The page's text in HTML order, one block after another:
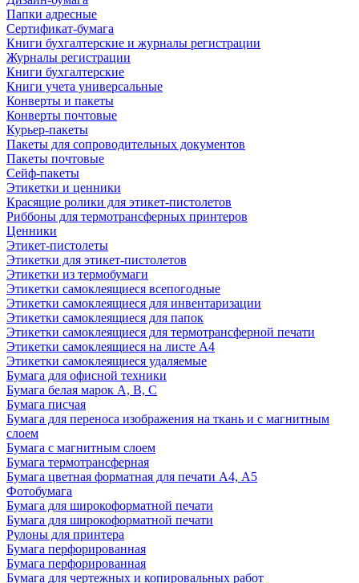
Папки адресные
Сертификат-бумага
Книги бухгалтерские и журналы регистрации
Журналы регистрации
Книги бухгалтерские
Книги учета универсальные
Конверты и пакеты
Конверты почтовые
Курьер-пакеты
Пакеты для сопроводительных документов
Пакеты почтовые
Сейф-пакеты
Этикетки и ценники
Красящие ролики для этикет-пистолетов
Риббоны для термотрансферных принтеров
Ценники
Этикет-пистолеты
Этикетки для этикет-пистолетов
Этикетки из термобумаги
Этикетки самоклеящиеся всепогодные
Этикетки самоклеящиеся для инвентаризации
Этикетки самоклеящиеся для папок
Этикетки самоклеящиеся для термотрансферной печати
Этикетки самоклеящиеся на листе А4
Этикетки самоклеящиеся удаляемые
Бумага для офисной техники
Бумага белая марок А, В, С
Бумага писчая
Бумага для переноса изображения на ткань и с магнитным
слоем
Бумага с магнитным слоем
Бумага термотрансферная
Бумага цветная форматная для печати А4, А5
Фотобумага
Бумага для широкоформатной печати
Бумага для широкоформатной печати
Рулоны для принтера
Бумага перфорированная
Бумага перфорированная
Бумага для чертежных и копировальных работ